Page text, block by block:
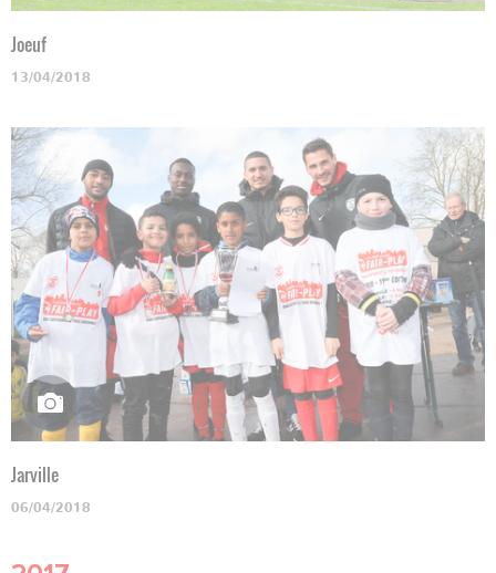
Joeuf
13/04/2018
Jarville
06/04/2018